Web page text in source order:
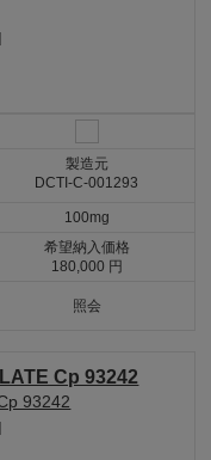
製造元
DCTI-C-001293
100mg
希望納入価格
180,000 円
照会
Cp 93242
93242